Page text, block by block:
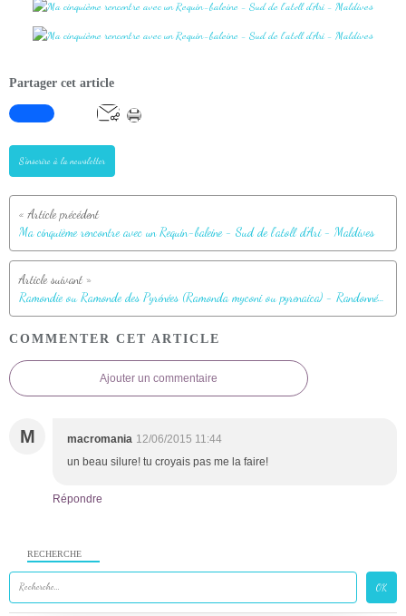
Partager cet article
S'inscrire à la newsletter
Ma cinquième rencontre avec un Requin-baleine - Sud de l'atoll d'Ari - Maldives
Ramondie ou Ramonde des Pyrénées (Ramonda myconi ou pyrenaica) - Randonnée "Chapelle de l'Isard" - Sentein - 09
COMMENTER CET ARTICLE
Ajouter un commentaire
M macromania 12/06/2015 11:44
un beau silure! tu croyais pas me la faire!
Répondre
RECHERCHE